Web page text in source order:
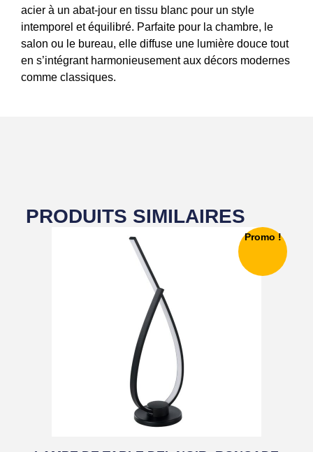
acier à un abat-jour en tissu blanc pour un style
intemporel et équilibré. Parfaite pour la chambre, le
salon ou le bureau, elle diffuse une lumière douce tout
en s’intégrant harmonieusement aux décors modernes
comme classiques.
PRODUITS SIMILAIRES
Promo !